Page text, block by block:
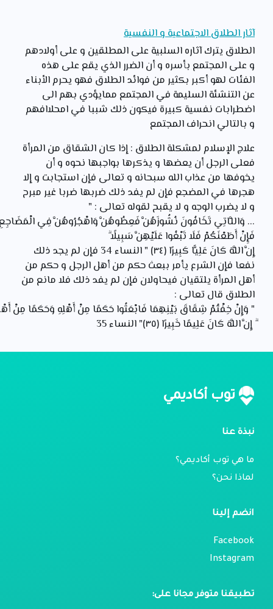
آثار الطلاق الاجتماعية و النفسية
الطلاق يترك آثاره السلبية على المطلقين و على أولادهم
و على المجتمع بأسره و أن الضرر الذي يقع على هذه
الفئات لهو أكبر بكثير من فوائد الطلاق فهو يحرم الأبناء
عن التنشئة السليمة في المجتمع ممايؤدي بهم الى
اضطرابات نفسية كبيرة فيكون ذلك شببا في امحلاافهم
و بالتالي انحراف المجتمع
علاج الإسلام لمشكلة الطلاق : إذا كان الشقاق من المرأة
فعلى الرجل أن يعضها و يذكرها بواجبها نحوه و أن
يخوفها من عذاب الله سبحانه و تعالى فإن استجابت و إلا
هجرها في المضجع فإن لم يفد ذلك ضربها ضربا غير مبرح
و لا يضرب الوجه و لا يقبح لقوله تعالى : "
... وَاللَّاتِي تَخَافُونَ نُشُوزَهُنَّ فَعِظُوهُنَّ وَاهْجُرُوهُنَّفِي
فَإِنْأَطَعْنَكُمْ فَلَا تَبْغُوا عَلَيْهِنَّسَبِيلًاۗ
إِنَّاللَّهَ كَانَ عَلِيًّا
كَبِيرًا ﴿٣٤﴾ " النساء 34 فإن لم يجد ذلك
نفعا فإن الشرع يأمر ببعث حكم من أهل الرجل و حكم من
أهل المرأة يلتقيان فيحاولان فإن لم يفد ذلك فلا مانع من
الطلاق قال تعالى :
" وَإِنْ خِفْتُمْ شِقَاقَ بَيْنِهِمَا فَابْعَثُوا حَكَمًا مِنْأَهْلِهِ وَحَكَمًا مِنْ
ۗ إِنَّاللَّهَ كَانَ عَلِيمًا خَبِيرًا ﴿٣٥﴾" النساء 35
توب أكاديمي
نبذة عنا
ما هي توب أكاديمي؟
لماذا نحن؟
انضم إلينا
Facebook
Instagram
تطبيقنا متوفر مجانا على: